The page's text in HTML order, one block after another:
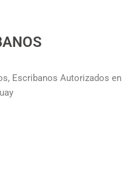
Escribanos Autorizados en